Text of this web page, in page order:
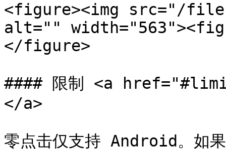
<figure><img src="/
alt=""
</figure>
#### 限制 <a
</a>
零点击仅支持 Android。如果